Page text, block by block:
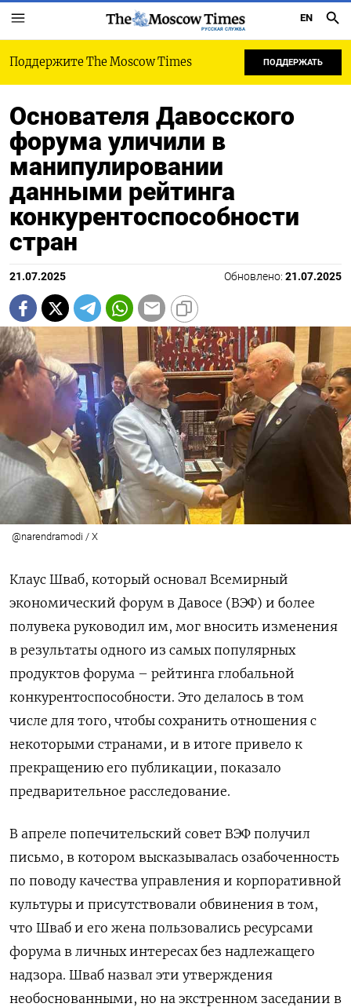
РУССКАЯ СЛУЖБА
EN
Поддержите The Moscow Times ПОДДЕРЖАТЬ
Основателя Давосского
форума уличили в
манипулировании
данными рейтинга
конкурентоспособности
стран
21.07.2025 Обновлено: 21.07.2025
@narendramodi / X
Клаус Шваб, который основал Всемирный
экономический форум в Давосе (ВЭФ) и более
полувека руководил им, мог вносить изменения
в результаты одного из самых популярных
продуктов форума – рейтинга глобальной
конкурентоспособности. Это делалось в том
числе для того, чтобы сохранить отношения с
некоторыми странами, и в итоге привело к
прекращению его публикации, показало
предварительное расследование.
В апреле попечительский совет ВЭФ получил
письмо, в котором высказывалась озабоченность
по поводу качества управления и корпоративной
культуры и присутствовали обвинения в том,
что Шваб и его жена пользовались ресурсами
форума в личных интересах без надлежащего
надзора. Шваб назвал эти утверждения
необоснованными, но на экстренном заседании в